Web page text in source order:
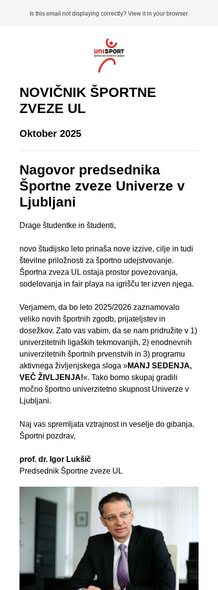
Is this email not displaying correctly? View it in your browser.
NOVIČNIK ŠPORTNE
ZVEZE UL
Oktober 2025
Nagovor predsednika
Športne zveze Univerze v
Ljubljani
Drage študentke in študenti,
novo študijsko leto prinaša nove izzive, cilje in tudi
številne priložnosti za športno udejstvovanje.
Športna zveza UL ostaja prostor povezovanja,
sodelovanja in fair playa na igrišču ter izven njega.
Verjamem, da bo leto 2025/2026 zaznamovalo
veliko novih športnih zgodb, prijateljstev in
dosežkov. Zato vas vabim, da se nam pridružite v 1)
univerzitetnih ligaških tekmovanjih, 2) enodnevnih
univerzitetnih športnih prvenstvih in 3) programu
aktivnega življenjskega sloga »MANJ SEDENJA,
VEČ ŽIVLJENJA!«. Tako bomo skupaj gradili
močno športno univerzitetno skupnost Univerze v
Ljubljani.
Naj vas spremljata vztrajnost in veselje do gibanja.
Športni pozdrav,
prof. dr. Igor Lukšič
Predsednik Športne zveze UL